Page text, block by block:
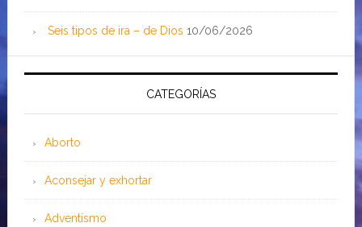
Seis tipos de ira – de Dios 10/06/2026
CATEGORÍAS
Aborto
Aconsejar y exhortar
Adventismo